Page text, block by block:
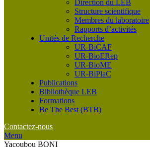
Direction du LEB
Structure scientifique
Membres du laboratoire
Rapports d’activités
Unités de Recherche
UR-BiCAF
UR-BioERep
UR-BioME
UR-BiPlaC
Publications
Bibliothèque LEB
Formations
Be The Best (BTB)
Contactez-nous
Menu
Yacoubou BONI